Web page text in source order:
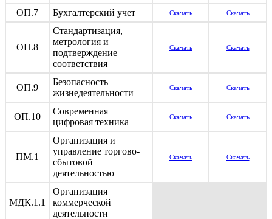
ОП.7 Бухгалтерский учет Скачать Скачать
ОП.8
Стандартизация,
метрология и
подтверждение
соответствия
Скачать Скачать
ОП.9
Безопасность
жизнедеятельности
Скачать Скачать
ОП.10
Современная
цифровая техника
Скачать Скачать
ПМ.1
Организация и
управление торгово-
сбытовой
деятельностью
Скачать Скачать
МДК.1.1
Организация
коммерческой
деятельности